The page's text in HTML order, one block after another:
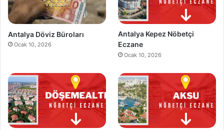
Antalya Döviz Büroları
Ocak 10, 2026
Antalya Kepez Nöbetçi
Eczane
Ocak 10, 2026